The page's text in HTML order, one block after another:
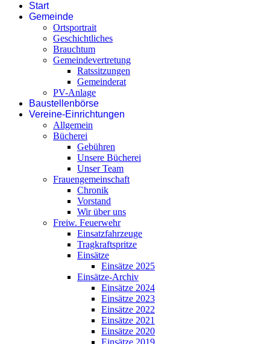
Start
Gemeinde
Ortsportrait
Geschichtliches
Brauchtum
Gemeindevertretung
Ratssitzungen
Gemeinderat
PV-Anlage
Baustellenbörse
Vereine-Einrichtungen
Allgemein
Bücherei
Gebühren
Unsere Bücherei
Unser Team
Frauengemeinschaft
Chronik
Vorstand
Wir über uns
Freiw. Feuerwehr
Einsatzfahrzeuge
Tragkraftspritze
Einsätze
Einsätze 2025
Einsätze-Archiv
Einsätze 2024
Einsätze 2023
Einsätze 2022
Einsätze 2021
Einsätze 2020